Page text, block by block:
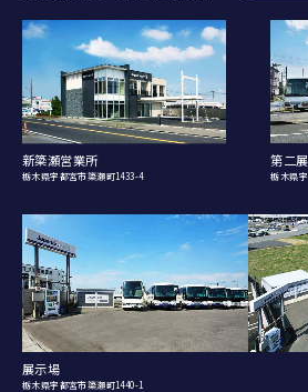
新簗瀬営業所
栃木県宇都宮市簗瀬町1433-4
第二
栃木県
展示場
栃木県宇都宮市簗瀬町1440-1